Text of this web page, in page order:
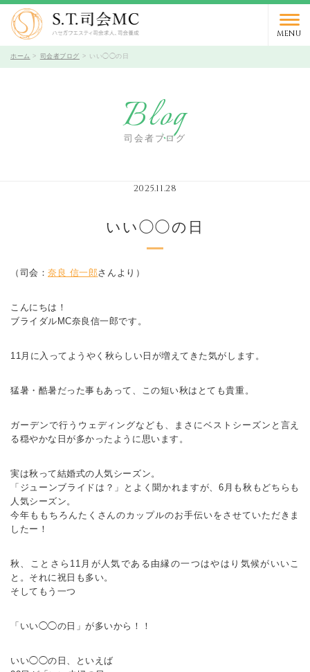
MENU
受付時間 10時～19時 / 定休日 火曜日
ホーム 司会者ブログ いい◯◯の日
Blog
司会者ブログ
2025.11.28
いい◯◯の日
（司会：奈良 信一郎さんより）
こんにちは！
ブライダルMC奈良信一郎です。
11月に入ってようやく秋らしい日が増えてきた気がします。
猛暑・酷暑だった事もあって、この短い秋はとても貴重。
ガーデンで行うウェディングなども、まさにベストシーズンと言え
る穏やかな日が多かったように思います。
実は秋って結婚式の人気シーズン。
「ジューンブライドは？」とよく聞かれますが、6月も秋もどちらも
人気シーズン。
今年ももちろんたくさんのカップルのお手伝いをさせていただきま
したー！
秋、ことさら11月が人気である由縁の一つはやはり気候がいいこ
と。それに祝日も多い。
そしてもう一つ
「いい◯◯の日」が多いから！！
いい◯◯の日、といえば